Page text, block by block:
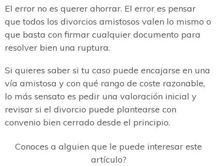
El error no es querer ahorrar. El error es pensar
que todos los divorcios amistosos valen lo mismo o
que basta con firmar cualquier documento para
resolver bien una ruptura.
Si quieres saber si tu caso puede encajarse en una
vía amistosa y con qué rango de coste razonable,
lo más sensato es pedir una valoración inicial y
revisar si el divorcio puede plantearse con
convenio bien cerrado desde el principio.
Conoces a alguien que le puede interesar este
artículo?